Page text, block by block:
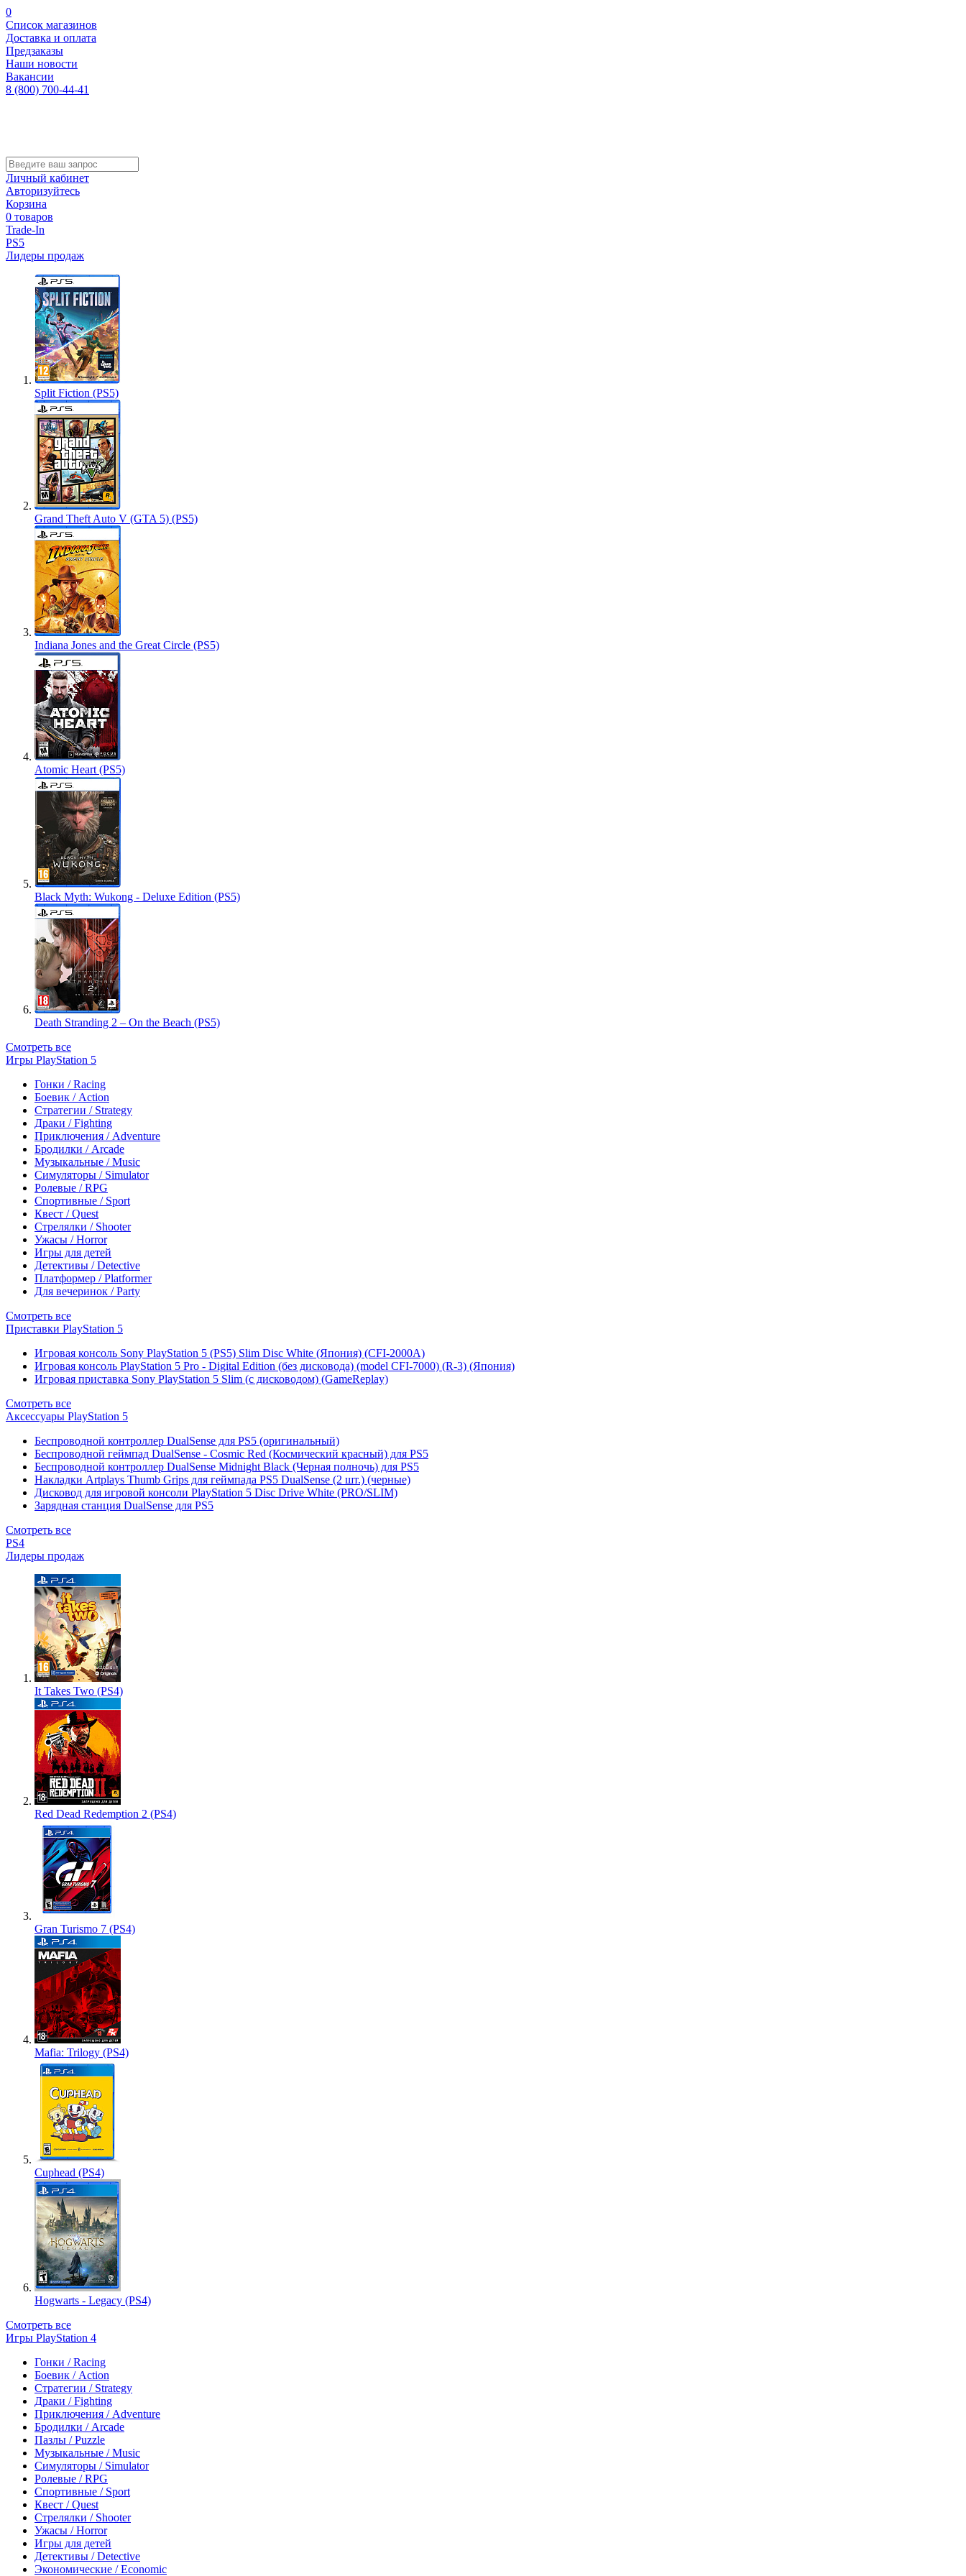
0
Список магазинов
Доставка и оплата
Предзаказы
Наши новости
Вакансии
8 (800) 700-44-41
Личный кабинет
Авторизуйтесь
Корзина
0 товаров
Trade-In
PS5
Лидеры продаж
Split Fiction (PS5)
Grand Theft Auto V (GTA 5) (PS5)
Indiana Jones and the Great Circle (PS5)
Atomic Heart (PS5)
Black Myth: Wukong - Deluxe Edition (PS5)
Death Stranding 2 – On the Beach (PS5)
Смотреть все
Игры PlayStation 5
Гонки / Racing
Боевик / Action
Стратегии / Strategy
Драки / Fighting
Приключения / Adventure
Бродилки / Arcade
Музыкальные / Music
Симуляторы / Simulator
Ролевые / RPG
Спортивные / Sport
Квест / Quest
Стрелялки / Shooter
Ужасы / Horror
Игры для детей
Детективы / Detective
Платформер / Platformer
Для вечеринок / Party
Смотреть все
Приставки PlayStation 5
Игровая консоль Sony PlayStation 5 (PS5) Slim Disc White (Япония) (CFI-2000A)
Игровая консоль PlayStation 5 Pro - Digital Edition (без дисковода) (model CFI-7000) (R-3) (Япония)
Игровая приставка Sony PlayStation 5 Slim (с дисководом) (GameReplay)
Смотреть все
Аксессуары PlayStation 5
Беспроводной контроллер DualSense для PS5 (оригинальный)
Беспроводной геймпад DualSense - Cosmic Red (Космический красный) для PS5
Беспроводной контроллер DualSense Midnight Black (Черная полночь) для PS5
Накладки Artplays Thumb Grips для геймпада PS5 DualSense (2 шт.) (черные)
Дисковод для игровой консоли PlayStation 5 Disc Drive White (PRO/SLIM)
Зарядная станция DualSense для PS5
Смотреть все
PS4
Лидеры продаж
It Takes Two (PS4)
Red Dead Redemption 2 (PS4)
Gran Turismo 7 (PS4)
Mafia: Trilogy (PS4)
Cuphead (PS4)
Hogwarts - Legacy (PS4)
Смотреть все
Игры PlayStation 4
Гонки / Racing
Боевик / Action
Стратегии / Strategy
Драки / Fighting
Приключения / Adventure
Бродилки / Arcade
Пазлы / Puzzle
Музыкальные / Music
Симуляторы / Simulator
Ролевые / RPG
Спортивные / Sport
Квест / Quest
Стрелялки / Shooter
Ужасы / Horror
Игры для детей
Детективы / Detective
Экономические / Economic